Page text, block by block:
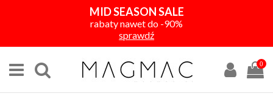
MID SEASON SALE
rabaty nawet do -90%
sprawdź
0